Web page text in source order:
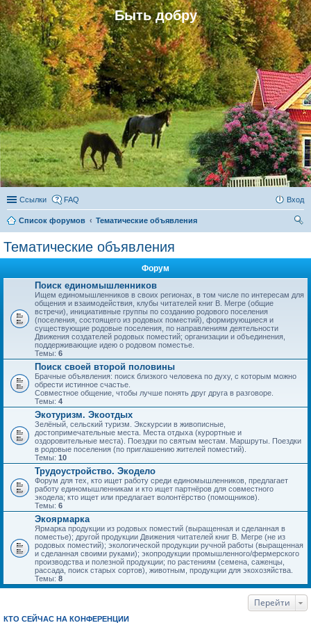
Быть добру
Ссылки FAQ Вход
Список форумов
Тематические объявления
Тематические объявления
Форум
Поиск единомышленников
Ищем единомышленников в своих регионах, в том числе по интересам для
общения и взаимодействия, клубы читателей книг В. Мегре (общие
встречи), инициативные группы по созданию родового поселения
(поселения, состоящего из родовых поместий), формирующиеся и
существующие родовые поселения, по направлениям деятельности
Движения создателей родовых поместий; организации и объединения,
поддерживающие идею о родовом поместье.
Темы: 6
Поиск своей второй половины
Брачные объявления: поиск близкого человека по духу, с которым можно
обрести истинное счастье.
Совместное общение, чтобы лучше понять друг друга в разговоре.
Темы: 4
Экотуризм. Экоотдых
Зелёный, сельский туризм. Экскурсии в живописные,
достопримечательные места. Места отдыха (курортные и
оздоровительные места). Поездки по святым местам. Маршруты. Поездки
в родовые поселения (по приглашению жителей поместий).
Темы: 10
Трудоустройство. Экодело
Форум для тех, кто ищет работу среди единомышленников, предлагает
работу единомышленникам и кто ищет партнёров для совместного
экодела; кто ищет или предлагает волонтёрство (помощников).
Темы: 6
Экоярмарка
Ярмарка продукции из родовых поместий (выращенная и сделанная в
поместье); другой продукции Движения читателей книг В. Мегре (не из
родовых поместий); экологической продукции ручной работы (выращенная
и сделанная своими руками); экопродукции промышленного/фермерского
производства и полезной продукции; по растениям (семена, саженцы,
рассада, поиск старых сортов), животным, продукции для экохозяйства.
Темы: 8
Перейти
КТО СЕЙЧАС НА КОНФЕРЕНЦИИ